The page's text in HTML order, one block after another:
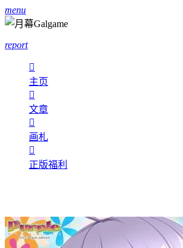
menu
report

主页

文章

画札

正版福利